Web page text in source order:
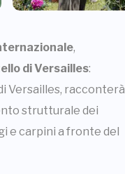
,
di Versailles:
Versailles, racconterà
strutturale dei
e carpini a fronte del